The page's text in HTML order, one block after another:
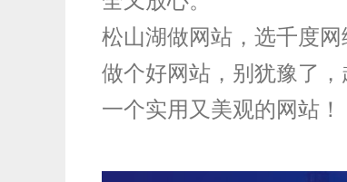
松山湖做网站，选千度
做个好网站，别犹豫了
一个实用又美观的网站！